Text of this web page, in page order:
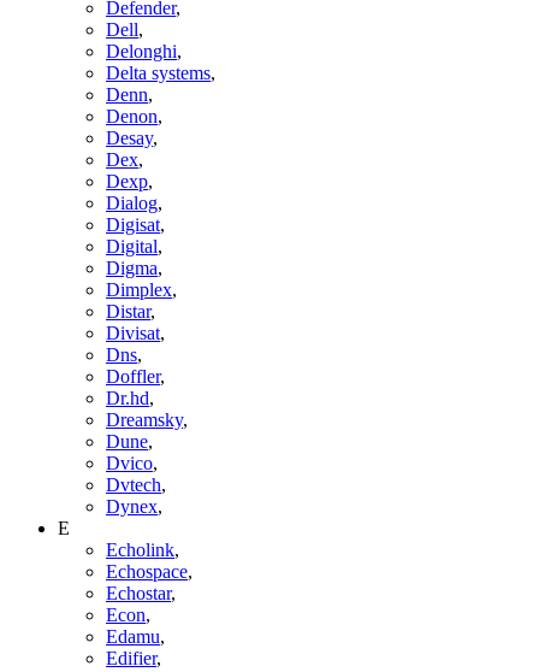
Defender,
Dell,
Delonghi,
Delta systems,
Denn,
Denon,
Desay,
Dex,
Dexp,
Dialog,
Digisat,
Digital,
Digma,
Dimplex,
Distar,
Divisat,
Dns,
Doffler,
Dr.hd,
Dreamsky,
Dune,
Dvico,
Dvtech,
Dynex,
E
Echolink,
Echospace,
Echostar,
Econ,
Edamu,
Edifier,